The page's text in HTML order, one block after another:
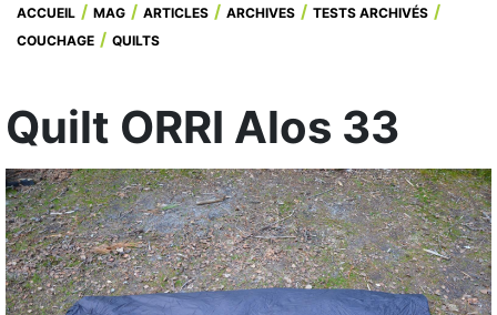
ACCUEIL MAG ARTICLES ARCHIVES
TESTS ARCHIVÉS
COUCHAGE
QUILTS
Quilt ORRI Alos 33